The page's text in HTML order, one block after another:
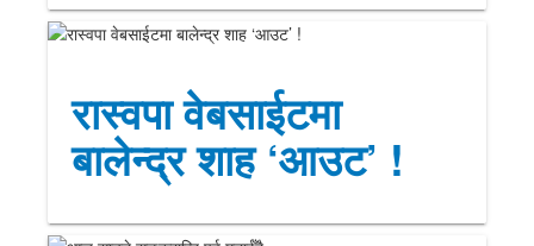
रास्वपा वेबसाईटमा
बालेन्द्र शाह ‘आउट’ !